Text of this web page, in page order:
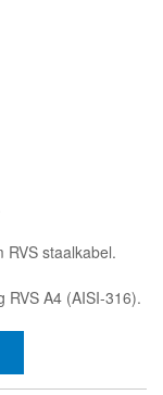
staalkabel.
RVS A4 (AISI-316).